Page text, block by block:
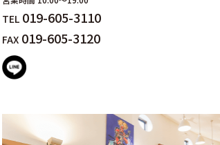
TEL 019-605-3110
FAX 019-605-3120